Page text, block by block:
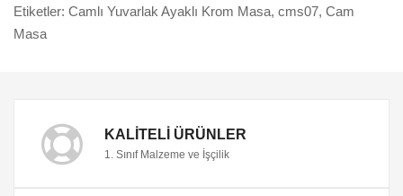
Etiketler: Camlı Yuvarlak Ayaklı Krom Masa, cms07, Cam
Masa
KALITELI ÜRÜNLER
1. Sınıf Malzeme ve İşçilik